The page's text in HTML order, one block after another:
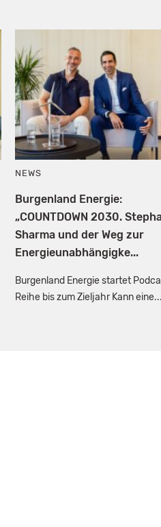
NEWS
Burgenland Energie:
„COUNTDOWN 2030.
Sharma und der Weg zur
Energieunabhängigke...
Burgenland Energie startet
Reihe bis zum Zieljahr Kann